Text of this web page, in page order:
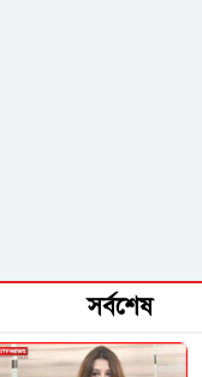
সর্বশেষ